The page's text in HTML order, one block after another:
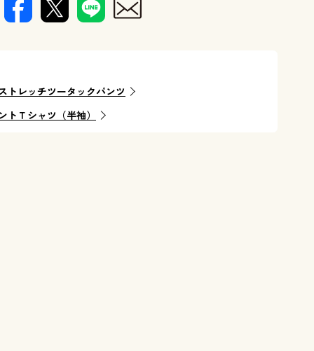
トレッチツータックパンツ
トＴシャツ（半袖）